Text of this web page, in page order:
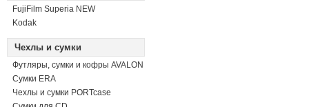
FujiFilm Superia NEW
Kodak
Чехлы и сумки
Футляры, сумки и кофры AVALON
Сумки ERA
Чехлы и сумки PORTcase